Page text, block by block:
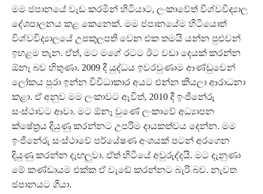
මම ජපානයේ වැඩ කරමින් හිටියාට, ලංකාවේත් විශ්වවිද්‍යාල
දේශපාලනය කළ කෙනෙක්. මම ජපානයේම හිටියොත්
විශ්වවිද්‍යාලයේ උපකුලපති වෙන එක තමයි යන්න පුළුවන්
ඉහළම තැන. ඒත්, මට මගේ රටට ඊට වඩා දෙයක් කරන්න
ඕනෑ බව හිතුණා. 2009 දී යුද්ධය ඉවරවුණාම ආණ්ඩුවෙන්
ලෝකය පුරා ඉන්න විවිධාකාර අයට එන්න කියලා ආරාධනා
කළා. ඒ අනුව මම ලංකාවට ඇවිත්, 2010 දී ඉංජිනේරු
සංස්ථාවට ආවා. මට ඕනෑ වුණේ ලංකාවේ අධ්‍යාපන
ක්ෂේත්‍රය දියුණු කරන්නට උපරිම දායකත්වය දෙන්න. මම
ඉංජිනේරු සංස්ථාවේ පර්යේෂණ අංශයක් පටන් අරගෙන
දියුණු කරන්න දැඟලුවා. ඒත් හිටියේ අවුරුද්දයි. මට දැනුණා
මේ කණ්ඩායම එක්ක ඒ වැඬේ කරන්නට බැරි බව. නැවත
ජපානයට ගියා.